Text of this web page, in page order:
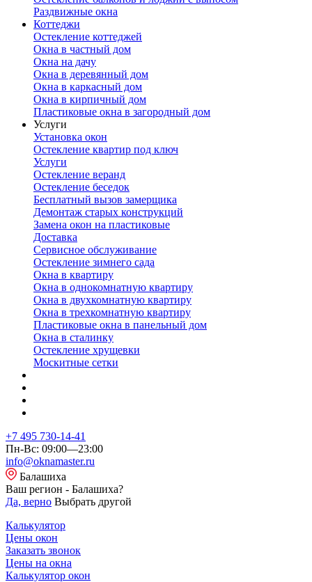
Раздвижные окна
Коттеджи
Остекление коттеджей
Окна в частный дом
Окна на дачу
Окна в деревянный дом
Окна в каркасный дом
Окна в кирпичный дом
Пластиковые окна в загородный дом
Услуги
Установка окон
Остекление квартир под ключ
Услуги
Остекление веранд
Остекление беседок
Бесплатный вызов замерщика
Демонтаж старых конструкций
Замена окон на пластиковые
Доставка
Сервисное обслуживание
Остекление зимнего сада
Окна в квартиру
Окна в однокомнатную квартиру
Окна в двухкомнатную квартиру
Окна в трехкомнатную квартиру
Пластиковые окна в панельный дом
Окна в сталинку
Остекление хрущевки
Москитные сетки
+7 495 730-14-41
Пн-Вс: 09:00—23:00
info@oknamaster.ru
Балашиха
Ваш регион - Балашиха?
Да, верно Выбрать другой
Калькулятор
Цены окон
Заказать звонок
Цены на окна
Калькулятор окон